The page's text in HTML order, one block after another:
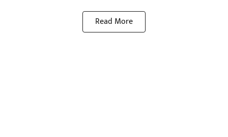
Read More